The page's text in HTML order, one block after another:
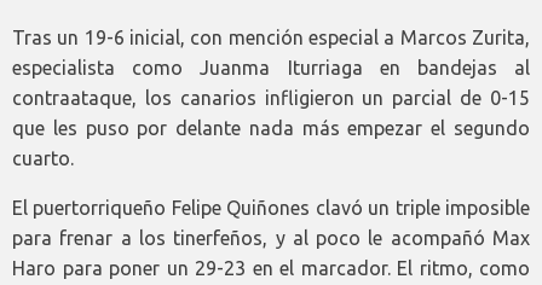
Tras un 19-6 inicial, con mención especial a Marcos Zurita,
especialista como Juanma Iturriaga en bandejas al
contraataque, los canarios infligieron un parcial de 0-15
que les puso por delante nada más empezar el segundo
cuarto.
El puertorriqueño Felipe Quiñones clavó un triple imposible
para frenar a los tinerfeños, y al poco le acompañó Max
Haro para poner un 29-23 en el marcador. El ritmo, como